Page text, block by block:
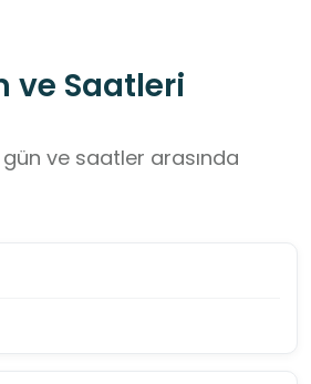
ve Saatleri
ve saatler arasında